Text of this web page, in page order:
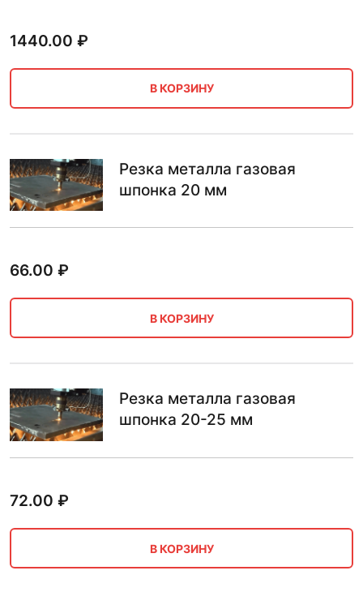
1440.00 ₽
В КОРЗИНУ
Резка металла газовая
шпонка 20 мм
66.00 ₽
В КОРЗИНУ
Резка металла газовая
шпонка 20-25 мм
72.00 ₽
В КОРЗИНУ